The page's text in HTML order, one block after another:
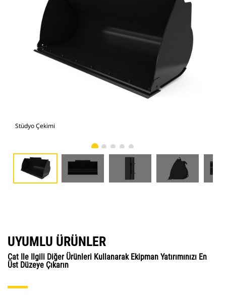
Stüdyo Çekimi
UYUMLU ÜRÜNLER
Cat Ile Ilgili Diğer Ürünleri Kullanarak Ekipman Yatırımınızı En
Üst Düzeye Çıkarın